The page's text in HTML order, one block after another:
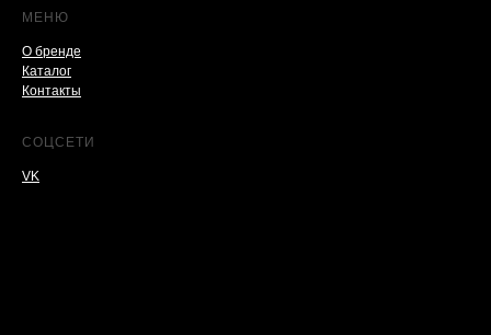
МЕНЮ
О бренде
Каталог
Контакты
СОЦСЕТИ
VK